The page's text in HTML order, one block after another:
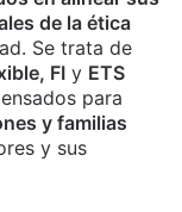
de la ética
Se trata de
FI y ETS
para
y familias
y sus